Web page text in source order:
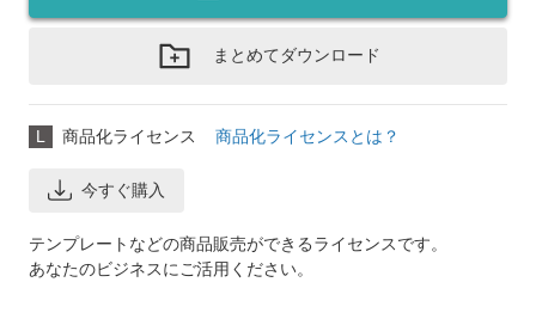
まとめてダウンロード
L 商品化ライセンス 商品化ライセンスとは？
今すぐ購入
テンプレートなどの商品販売ができるライセンスです。
あなたのビジネスにご活用ください。